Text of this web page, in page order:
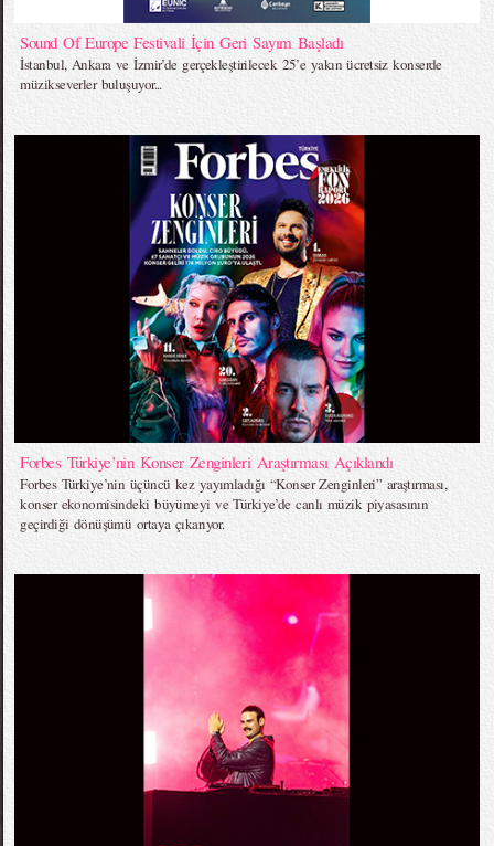
Sound Of Europe Festivali İçin Geri Sayım Başladı
İstanbul, Ankara ve İzmir’de gerçekleştirilecek 25’e yakın ücretsiz konserde
müzikseverler buluşuyor...
Forbes Türkiye’nin Konser Zenginleri Araştırması Açıklandı
Forbes Türkiye’nin üçüncü kez yayımladığı “Konser Zenginleri” araştırması,
konser ekonomisindeki büyümeyi ve Türkiye’de canlı müzik piyasasının
geçirdiği dönüşümü ortaya çıkarıyor.